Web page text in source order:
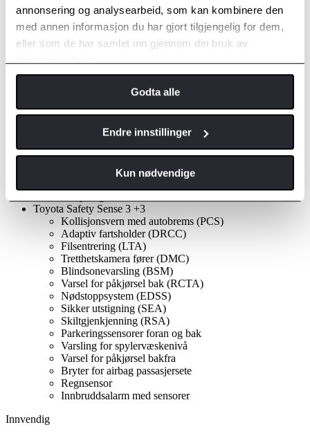
annonsering og analysearbeid, som kan kombinere den
med annen informasjon du har gjort tilgjengelig for dem,
eller som de har samlet inn gjennom din bruk av
Godta alle
Endre innstillinger
Kun nødvendige
kr 538 000,-
Utvendig
Takrails
18' alufelg med heldekkende 5 eiker kapsel
Varmetråder i frontrute
Auto innfellbare utv. speil med varme
Smart entry
Toyota Safety Sense 3 +3
Kollisjonsvern med autobrems (PCS)
Adaptiv fartsholder (DRCC)
Filsentrering (LTA)
Tretthetskamera fører (DMC)
Blindsonevarsling (BSM)
Varsel for påkjørsel bak (RCTA)
Nødstoppsystem (EDSS)
Sikker utstigning (SEA)
Skiltgjenkjenning (RSA)
Parkeringssensorer foran og bak
Varsling for spylervæskenivå
Varsel for påkjørsel bakfra
Bryter for airbag passasjersete
Regnsensor
Innbruddsalarm med sensorer
Innvendig